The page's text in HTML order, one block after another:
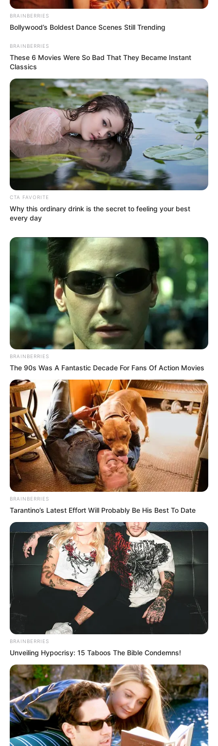
BRAINBERRIES
Bollywood’s Boldest Dance Scenes Still Trending
BRAINBERRIES
These 6 Movies Were So Bad That They Became Instant
Classics
CTA FAVORITE
Why this ordinary drink is the secret to feeling your best
every day
BRAINBERRIES
The 90s Was A Fantastic Decade For Fans Of Action Movies
BRAINBERRIES
Tarantino’s Latest Effort Will Probably Be His Best To Date
BRAINBERRIES
Unveiling Hypocrisy: 15 Taboos The Bible Condemns!